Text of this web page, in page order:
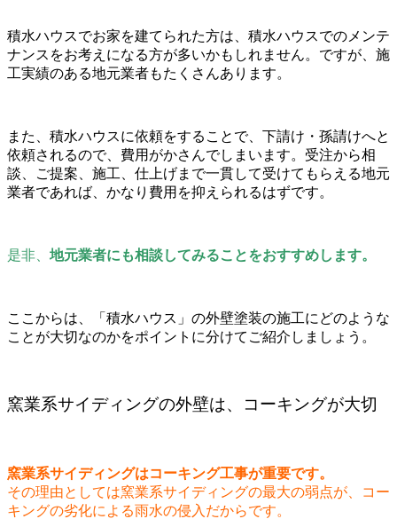
積水ハウスでお家を建てられた方は、積水ハウスでのメンテ
ナンスをお考えになる方が多いかもしれません。ですが、施
工実績のある地元業者もたくさんあります。
また、積水ハウスに依頼をすることで、下請け・孫請けへと
依頼されるので、費用がかさんでしまいます。受注から相
談、ご提案、施工、仕上げまで一貫して受けてもらえる地元
業者であれば、かなり費用を抑えられるはずです。
是非、 地元業者にも相談してみることをおすすめします。
ここからは、「積水ハウス」の外壁塗装の施工にどのような
ことが大切なのかをポイントに分けてご紹介しましょう。
窯業系サイディングの外壁は、コーキングが大切
窯業系サイディングはコーキング工事が重要です。
その理由としては窯業系サイディングの最大の弱点が、コー
キングの劣化による雨水の侵入だからです。